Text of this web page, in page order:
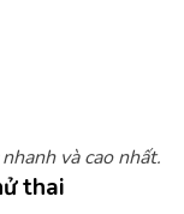
và cao nhất.
thai